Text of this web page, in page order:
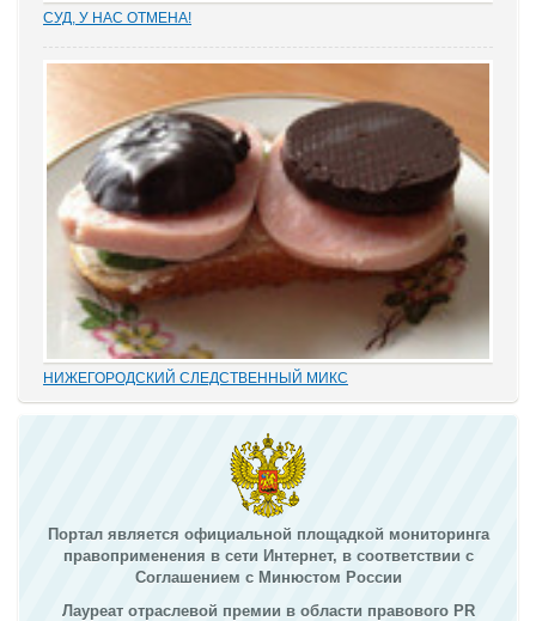
СУД, У НАС ОТМЕНА!
«прокручивая» маховик судебной триады? На площадках
адвокатских сообществ встречаются просто уникальные...
НИЖЕГОРОДСКИЙ СЛЕДСТВЕННЫЙ МИКС
переписывание карандашиком на папке статей обвинения без
положенного по УПК РФ закрытия одного и возбуждения другого
дела, до того, что по всем законам...
Портал является официальной площадкой мониторинга
правоприменения в сети Интернет, в соответствии с
Соглашением с Минюстом России
Лауреат отраслевой премии в области правового PR